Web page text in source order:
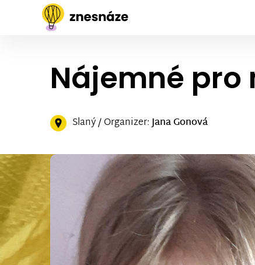
Nájemné
Slaný / Organizer:Jana Gonová